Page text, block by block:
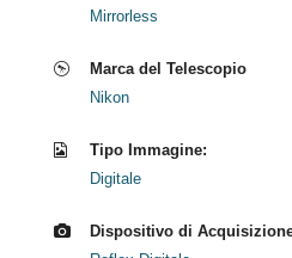
Mirrorless
Marca del Telescopio
Nikon
Tipo Immagine:
Digitale
Dispositivo di